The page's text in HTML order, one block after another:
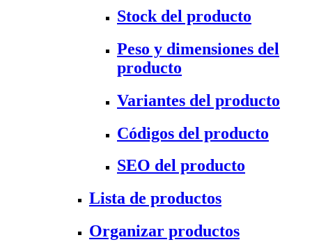
Stock del producto
Peso y dimensiones del
producto
Variantes del producto
Códigos del producto
SEO del producto
Lista de productos
Organizar productos